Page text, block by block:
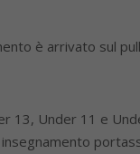
è arrivato sul
13, Under 11 e